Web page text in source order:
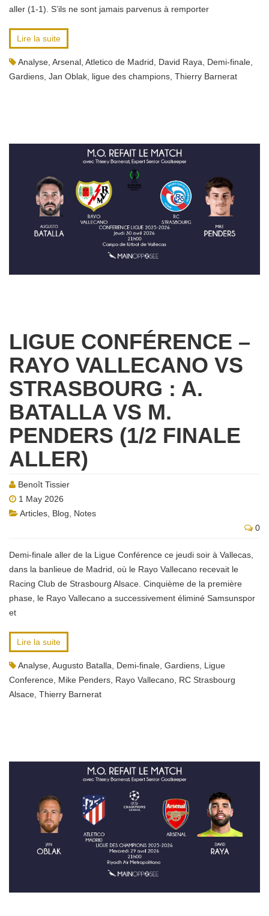
aller (1-1). S’ils ne sont jamais parvenus à remporter
Lire la suite
Analyse Arsenal Atletico de Madrid David Raya Demi-finale
Gardiens Jan Oblak ligue des champions Thierry Barnerat
LIGUE CONFÉRENCE –
RAYO VALLECANO VS
STRASBOURG : A.
BATALLA VS M.
PENDERS (1/2 FINALE
ALLER)
Benoît Tissier
1 May 2026
Articles Blog
Notes
0
Demi-finale aller de la Ligue Conférence ce jeudi soir à Vallecas,
dans la banlieue de Madrid, où le Rayo Vallecano recevait le
Racing Club de Strasbourg Alsace. Cinquième de la première
phase, le Rayo Vallecano a successivement éliminé Samsunspor
et
Lire la suite
Analyse Augusto Batalla Demi-finale Gardiens Ligue
Conference Mike Penders Rayo Vallecano RC Strasbourg
Alsace Thierry Barnerat